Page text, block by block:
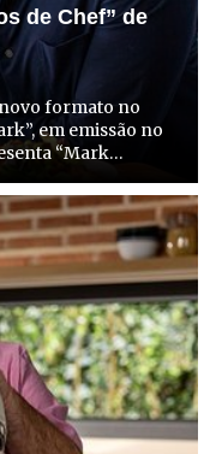
de Chef” de
formato no
em emissão no
“Mark
cozinham em